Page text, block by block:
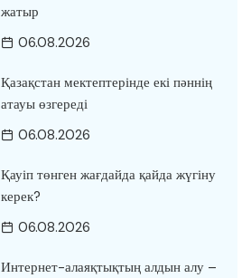
жатыр
06.08.2026
Қазақстан мектептерінде екі пәннің
атауы өзгереді
06.08.2026
Қауіп төнген жағдайда қайда жүгіну
керек?
06.08.2026
Интернет-алаяқтықтың алдын алу –